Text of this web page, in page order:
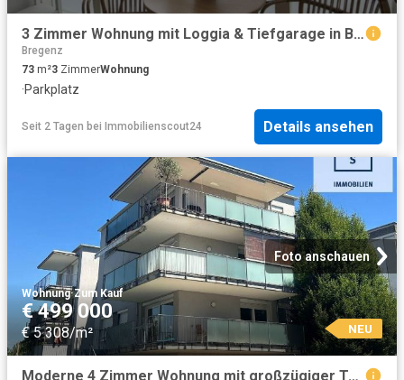
3 Zimmer Wohnung mit Loggia & Tiefgarage in Bregenz
Bregenz
73 m²3 ZimmerWohnung
·Parkplatz
Seit 2 Tagen bei Immobilienscout24 Details ansehen
Foto anschauen
Wohnung·Zum Kauf
€ 499 000
€ 5 308/m² NEU
Moderne 4 Zimmer Wohnung mit großzügiger Terrasse, Nähe Bodensee in Bregenz